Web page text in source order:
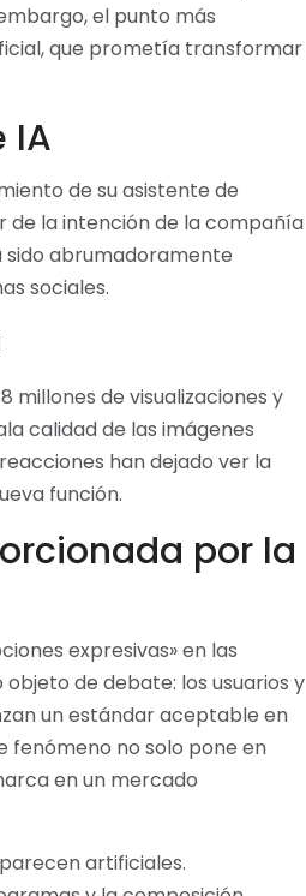
el punto más
que prometía transformar
IA
de su asistente de
de la intención de la compañía
sido abrumadoramente
sociales.
millones de visualizaciones y
calidad de las imágenes
han dejado ver la
función.
por la
expresivas» en las
de debate: los usuarios y
un estándar aceptable en
fenómeno no solo pone en
en un mercado
artificiales.